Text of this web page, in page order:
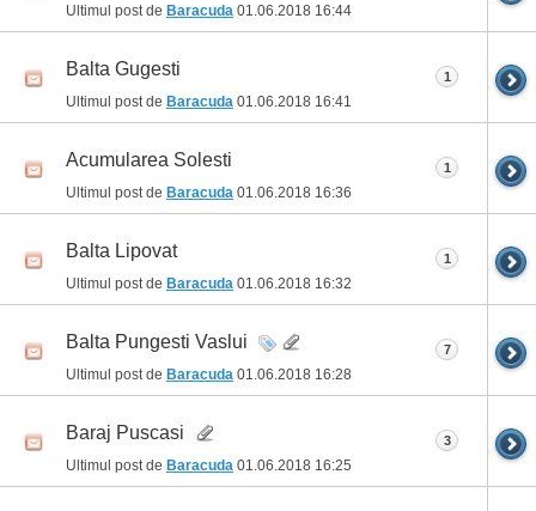
Ultimul post de Baracuda 01.06.2018 16:44
Balta Gugesti
Ultimul post de Baracuda 01.06.2018 16:41
1
Acumularea Solesti
Ultimul post de Baracuda 01.06.2018 16:36
1
Balta Lipovat
Ultimul post de Baracuda 01.06.2018 16:32
1
Balta Pungesti Vaslui
Ultimul post de Baracuda 01.06.2018 16:28
7
Baraj Puscasi
Ultimul post de Baracuda 01.06.2018 16:25
3